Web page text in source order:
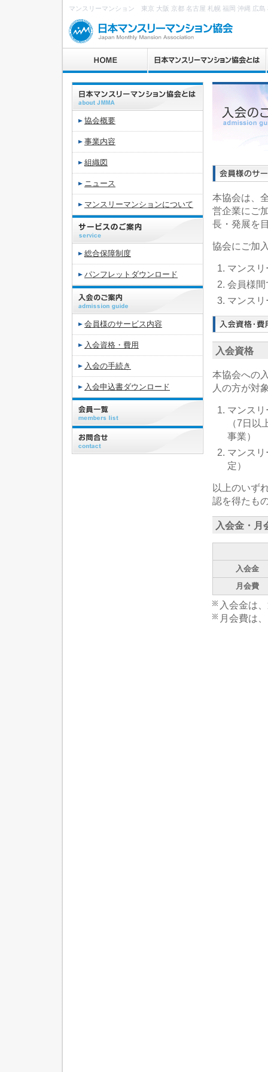
マンスリーマンション 東京 大阪 京都 名古屋 札幌 福岡 沖縄 広島
協会概要
事業内容
組織図
ニュース
マンスリーマンションについて
総合保障制度
パンフレットダウンロード
会員様のサービス内容
入会資格・費用
入会の手続き
入会申込書ダウンロード
本協会は、
営企業にご
長・発展を
協会にご加
マンス
会員様
マンス
入会資格
本協会への
人の方が対
マンス
（7日
事業）
マンス
定）
以上のいず
認を得たも
入会金・月
入会金
月会費
入会金は
月会費は